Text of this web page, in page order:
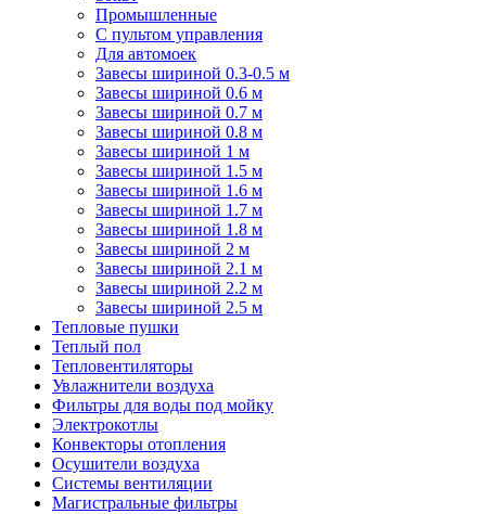
Промышленные
С пультом управления
Для автомоек
Завесы шириной 0.3-0.5 м
Завесы шириной 0.6 м
Завесы шириной 0.7 м
Завесы шириной 0.8 м
Завесы шириной 1 м
Завесы шириной 1.5 м
Завесы шириной 1.6 м
Завесы шириной 1.7 м
Завесы шириной 1.8 м
Завесы шириной 2 м
Завесы шириной 2.1 м
Завесы шириной 2.2 м
Завесы шириной 2.5 м
Тепловые пушки
Теплый пол
Тепловентиляторы
Увлажнители воздуха
Фильтры для воды под мойку
Электрокотлы
Конвекторы отопления
Осушители воздуха
Системы вентиляции
Магистральные фильтры